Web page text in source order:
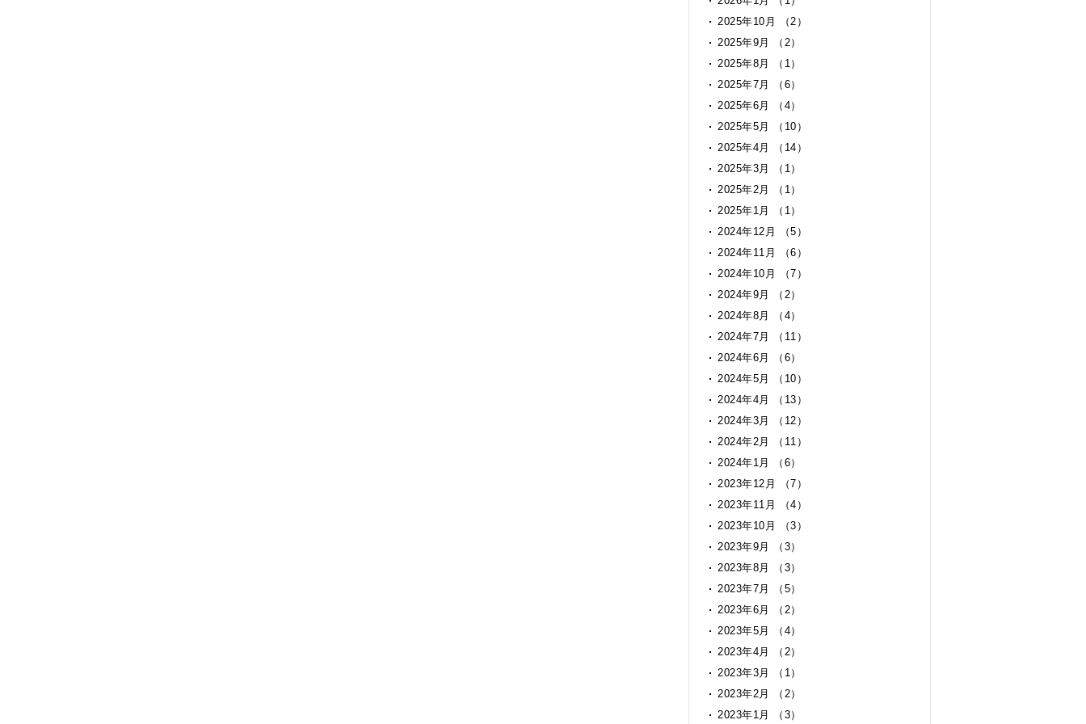
2025年10月 （2）
2025年9月 （2）
2025年8月 （1）
2025年7月 （6）
2025年6月 （4）
2025年5月 （10）
2025年4月 （14）
2025年3月 （1）
2025年2月 （1）
2025年1月 （1）
2024年12月 （5）
2024年11月 （6）
2024年10月 （7）
2024年9月 （2）
2024年8月 （4）
2024年7月 （11）
2024年6月 （6）
2024年5月 （10）
2024年4月 （13）
2024年3月 （12）
2024年2月 （11）
2024年1月 （6）
2023年12月 （7）
2023年11月 （4）
2023年10月 （3）
2023年9月 （3）
2023年8月 （3）
2023年7月 （5）
2023年6月 （2）
2023年5月 （4）
2023年4月 （2）
2023年3月 （1）
2023年2月 （2）
2023年1月 （3）